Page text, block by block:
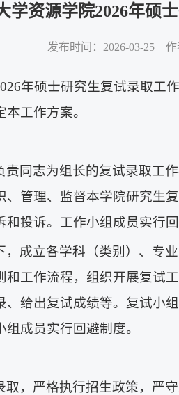
学资源学院2026年硕
发布时间：2026-03-25
年硕士研究生复试录取工
工作方案。
责同志为组长的复试录取工
、管理、监督本学院研究生
投诉。工作小组成员实行回
成立各学科（类别）、专
和工作流程，组织开展复试
给出复试成绩等。复试小
成员实行回避制度。
取，严格执行招生政策，严